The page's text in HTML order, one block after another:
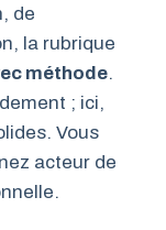
de
la rubrique
méthode.
; ici,
Vous
acteur de